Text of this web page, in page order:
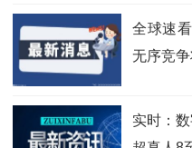
全球速
无序竞
实时：